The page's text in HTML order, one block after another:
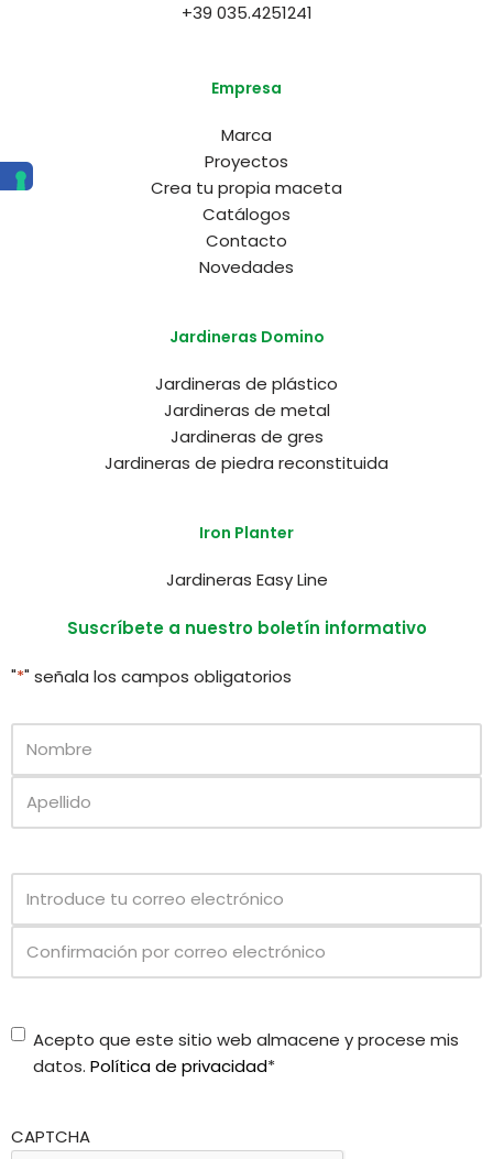
+39 035.4251241
Empresa
Marca
Proyectos
Crea tu propia maceta
Catálogos
Contacto
Novedades
Jardineras Domino
Jardineras de plástico
Jardineras de metal
Jardineras de gres
Jardineras de piedra reconstituida
Iron Planter
Jardineras Easy Line
Suscríbete a nuestro boletín informativo
"*" señala los campos obligatorios
Consenso
Privacy*
Acepto que este sitio web almacene y procese mis
datos. Política de privacidad*
CAPTCHA